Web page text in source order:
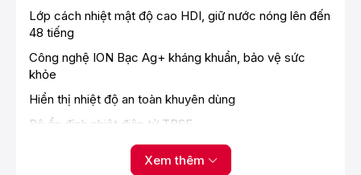
Lớp cách nhiệt mật độ cao HDI, giữ nước nóng lên đến
48 tiếng
Công nghệ ION Bạc Ag+ kháng khuẩn, bảo vệ sức
khỏe
Hiển thị nhiệt độ an toàn khuyên dùng
Bộ ổn định nhiệt điện tử TBSE
Tiết kiệm năng lượng tối đa với chuẩn 5 sao
Xem thêm